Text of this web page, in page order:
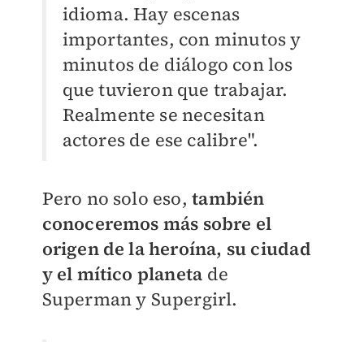
idioma. Hay escenas
importantes, con minutos y
minutos de diálogo con los
que tuvieron que trabajar.
Realmente se necesitan
actores de ese calibre".
Pero no solo eso, también
conoceremos más sobre el
origen de la heroína, su ciudad
y el mítico planeta de
Superman y Supergirl.